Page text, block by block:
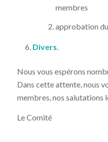
membres
approbation
Divers.
Nous vous espérons
Dans cette attente, nous
membres, nos salutations
Le Comité